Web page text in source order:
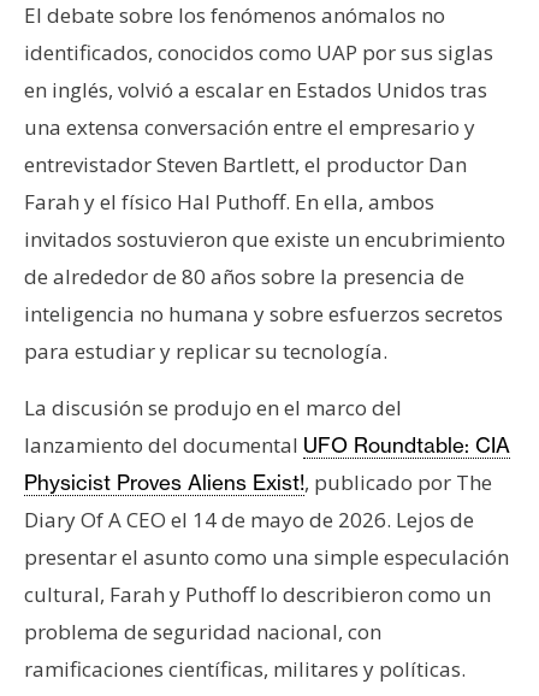
R
e
c
u
r
s
o
s
C
n
a
c
t
o
y
P
u
b
El debate sobre los fenómenos anómalos no
identificados, conocidos como UAP por sus siglas
en inglés, volvió a escalar en Estados Unidos tras
una extensa conversación entre el empresario y
entrevistador Steven Bartlett, el productor Dan
Farah y el físico Hal Puthoff. En ella, ambos
invitados sostuvieron que existe un encubrimiento
de alrededor de 80 años sobre la presencia de
inteligencia no humana y sobre esfuerzos secretos
para estudiar y replicar su tecnología.
La discusión se produjo en el marco del
lanzamiento del documental UFO Roundtable: CIA
Physicist Proves Aliens Exist!, publicado por The
Diary Of A CEO el 14 de mayo de 2026. Lejos de
presentar el asunto como una simple especulación
cultural, Farah y Puthoff lo describieron como un
problema de seguridad nacional, con
ramificaciones científicas, militares y políticas.